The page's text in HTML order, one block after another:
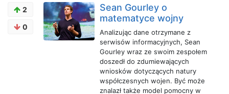
2
0
Sean Gourley o
matematyce wojny
Analizując dane otrzymane z
serwisów informacyjnych, Sean
Gourley wraz ze swoim zespołem
doszedł do zdumiewających
wniosków dotyczących natury
współczesnych wojen. Być może
znalazł także model pomocny w